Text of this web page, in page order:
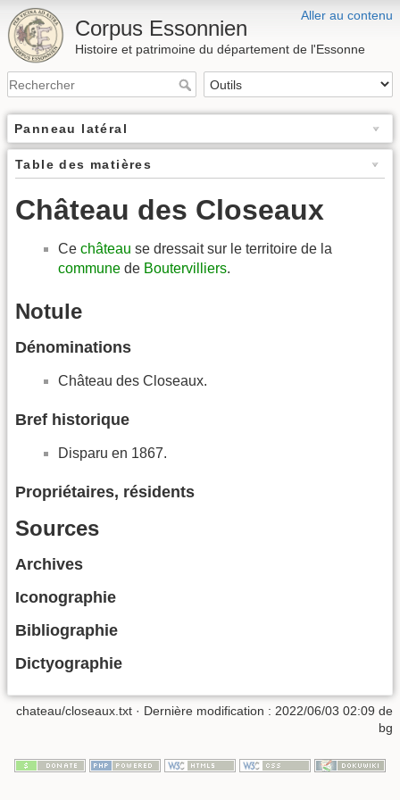
Aller au contenu
Corpus Essonnien
Histoire et patrimoine du département de l'Essonne
Panneau latéral
Table des matières
Château des Closeaux
Ce château se dressait sur le territoire de la
commune de Boutervilliers.
Notule
Dénominations
Château des Closeaux.
Bref historique
Disparu en 1867.
Propriétaires, résidents
Sources
Archives
Iconographie
Bibliographie
Dictyographie
chateau/closeaux.txt · Dernière modification : 2022/06/03 02:09 de
bg